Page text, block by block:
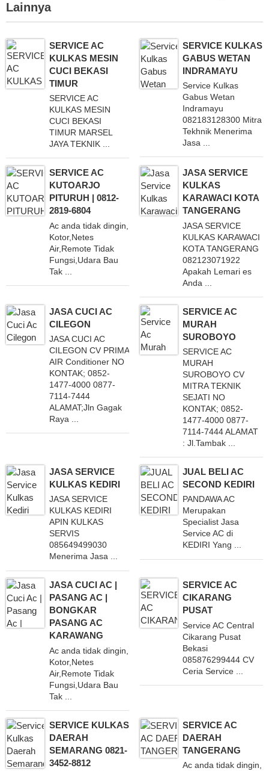
Lainnya
SERVICE AC
KULKAS MESIN
CUCI BEKASI
TIMUR
SERVICE AC
KULKAS MESIN
CUCI BEKASI
TIMUR MARSEL
JAYA TEKNIK ...
SERVICE KULKAS
GABUS WETAN
INDRAMAYU
Service Kulkas
Gabus Wetan
Indramayu
082183128300 Mitra
Tekhnik Menerima
Jasa ...
SERVICE AC
KUTOARJO
PITURUH | 0812-
2819-6804
Ac anda tidak dingin,
Kotor,Netes
Air,Remote Tidak
Fungsi,Udara Bau
Tak ...
JASA SERVICE
KULKAS
KARAWACI KOTA
TANGERANG
JASA SERVICE
KULKAS KARAWACI
KOTA TANGERANG
082123071922
Apakah Lemari es
Anda ...
JASA CUCI AC
CILEGON
JASA CUCI AC
CILEGON CV PRIMA
AIR Conditioner NO
KONTAK; 0852-
1477-4000 0877-
7114-7444
ALAMAT;Jln Gagak
Raya ...
SERVICE AC
MURAH
SUROBOYO
SERVICE AC
MURAH
SUROBOYO CV
MITRA TEKNIK
SEJATI NO
KONTAK; 0852-
1477-4000 0877-
7114-7444 ALAMAT
: Jl.Tambak ...
JASA SERVICE
KULKAS KEDIRI
JASA SERVICE
KULKAS KEDIRI
APIN KULKAS
SERVIS
085649499030
Menerima Jasa ...
JUAL BELI AC
SECOND KEDIRI
PANDAWA AC
Merupakan
Specialist Jasa
Service AC di
KEDIRI Yang ...
JASA CUCI AC |
PASANG AC |
BONGKAR
PASANG AC
KARAWANG
Ac anda tidak dingin,
Kotor,Netes
Air,Remote Tidak
Fungsi,Udara Bau
Tak ...
SERVICE AC
CIKARANG
PUSAT
Service AC Central
Cikarang Pusat
Bekasi
085876299444 CV
Ceria Service ...
SERVICE KULKAS
DAERAH
SEMARANG 0821-
3452-8812
SERVICE AC
DAERAH
TANGERANG
Ac anda tidak dingin,